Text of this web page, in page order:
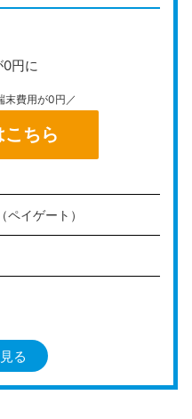
ています。
なる）で、三菱UFJ銀
振込手数料は全ての金融
、QRコード決済（Airペ
無料のPOSレジアプリ
・在庫・顧客管理まで
スを導入したい方におす
ペイがおすすめ／
はこちら
0円に
末費用が0円／
ちら
ペイゲート）
ワン型（据え置き中心）
る